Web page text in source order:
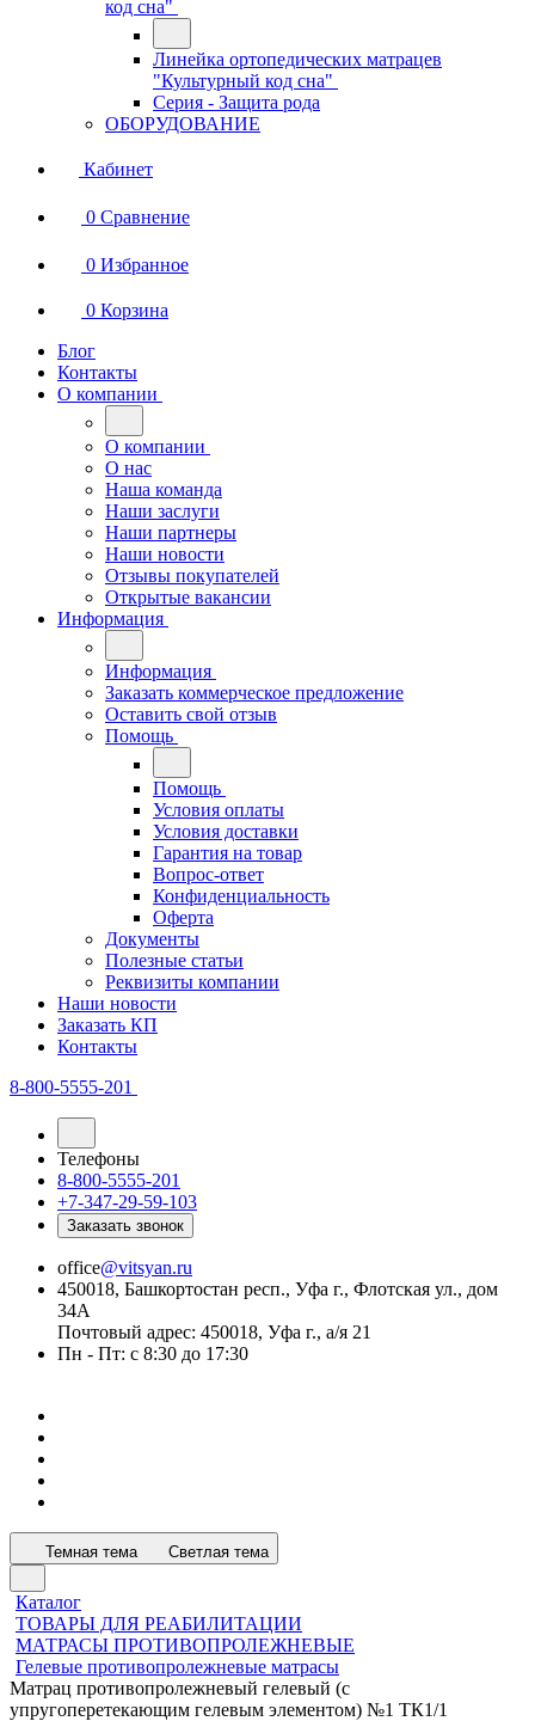
код сна"
Линейка ортопедических матрацев
"Культурный код сна"
Серия - Защита рода
ОБОРУДОВАНИЕ
Кабинет
0 Сравнение
0 Избранное
0 Корзина
Блог
Контакты
О компании
О компании
О нас
Наша команда
Наши заслуги
Наши партнеры
Наши новости
Отзывы покупателей
Открытые вакансии
Информация
Информация
Заказать коммерческое предложение
Оставить свой отзыв
Помощь
Помощь
Условия оплаты
Условия доставки
Гарантия на товар
Вопрос-ответ
Конфиденциальность
Оферта
Документы
Полезные статьи
Реквизиты компании
Наши новости
Заказать КП
Контакты
8-800-5555-201
Телефоны
8-800-5555-201
+7-347-29-59-103
Заказать звонок
office@vitsyan.ru
450018, Башкортостан респ., Уфа г., Флотская ул., дом
34А
Почтовый адрес: 450018, Уфа г., а/я 21
Пн - Пт: с 8:30 до 17:30
Темная тема Светлая тема
Каталог
ТОВАРЫ ДЛЯ РЕАБИЛИТАЦИИ
МАТРАСЫ ПРОТИВОПРОЛЕЖНЕВЫЕ
Гелевые противопролежневые матрасы
Матрац противопролежневый гелевый (с
упругоперетекающим гелевым элементом) №1 ТК1/1